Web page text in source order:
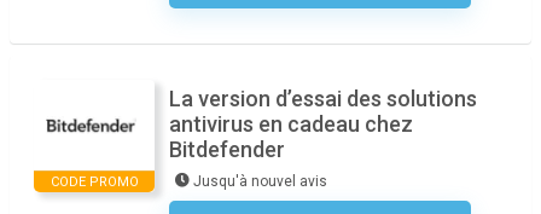
CODE PROMO
La version d’essai des solutions
antivirus en cadeau chez
Bitdefender
Jusqu'à nouvel avis